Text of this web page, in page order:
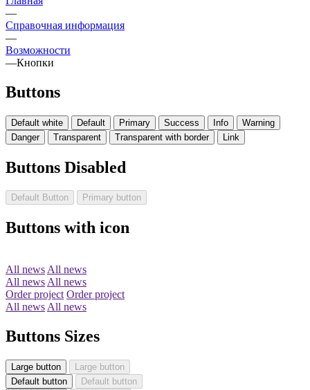
—
Справочная информация
—
Возможности
—Кнопки
Buttons
Default white Default Primary Success Info
Warning
Danger
Transparent Transparent with border Link
Buttons Disabled
Default Button Primary button
Buttons with icon
All news All news
All news All news
Order project Order project
All news All news
Buttons Sizes
Large button
Large button
Default button
Default button